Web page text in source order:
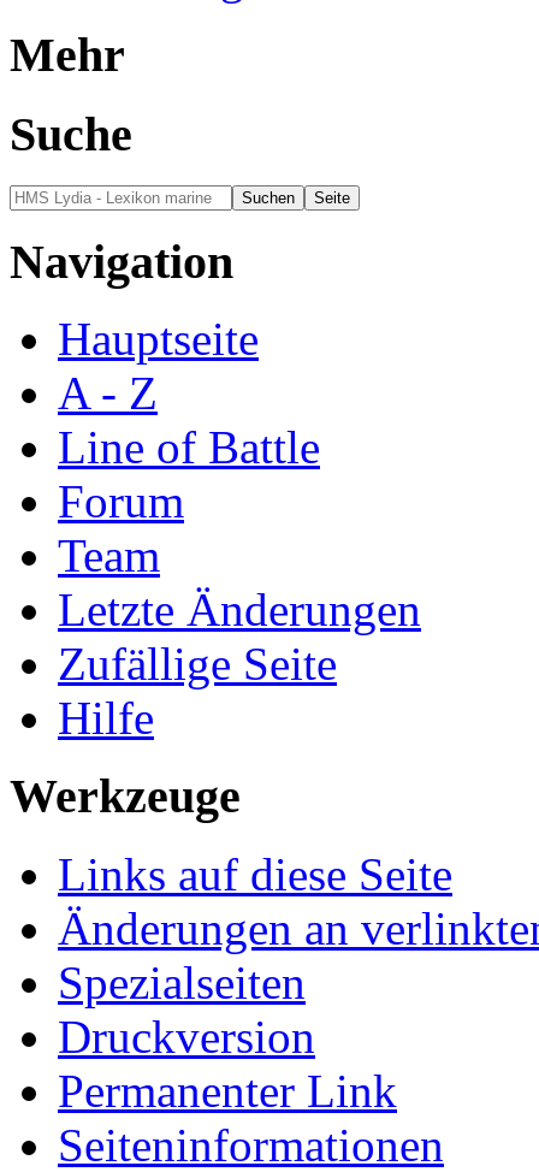
Mehr
Suche
Navigation
Hauptseite
A - Z
Line of Battle
Forum
Team
Letzte Änderungen
Zufällige Seite
Hilfe
Werkzeuge
Links auf diese Seite
Änderungen an
Spezialseiten
Druckversion
Permanenter Link
Seiten­informationen